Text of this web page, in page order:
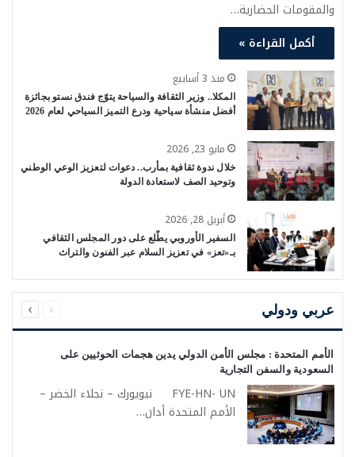
والمقومات الحضارية…
أكمل القراءة »
منذ 3 أسابيع
المكلا.. وزير الثقافة والسياحة يتوّج فندق نستو بجائزة
أفضل منشأة سياحية ودرع التميز السياحي لعام 2026
مايو 23, 2026
خلال ندوة ثقافية بمأرب.. دعوات لتعزيز الوعي الوطني
وتوحيد الصف لاستعادة الدولة
أبريل 28, 2026
السفير الأوروبي يطّلع على دور المجلس الثقافي
بـ«تعز» في تعزيز السلام عبر الفنون والتراث
عربي ودولي الصفحة
السابقة
الصفحة
التالية
الأمم المتحدة : مجلس الأمن الدولي يدين هجمات الحوثيين على
السعودية والسفن التجارية
FYE-HN- UN نيويورك – نجلاء الخضر –
الأمم المتحدة أدان…